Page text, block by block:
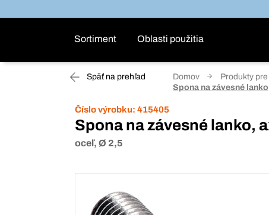
Sortiment Oblasti použitia
Späť na prehľad Domov Produkty
Spona na závesné
Číslo výrobku: 415405
Spona na závesné lanko,
oceľ, Ø 2,5